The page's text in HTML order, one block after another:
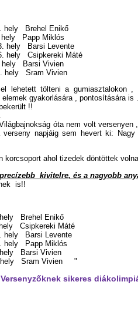
Enikő
Miklós
Máté
Vivien
Sram Vivien
lehetett tölteni a gumiasztalokon
gyakorlására , pontosítására is .
!!
óta nem volt
napjáig sem hevert ki: Nagy
ahol tizedek döntöttek
kivitelre, és a nagyobb
is!!
Enikő
Máté
Vivien
Sram Vivien "
sikeres